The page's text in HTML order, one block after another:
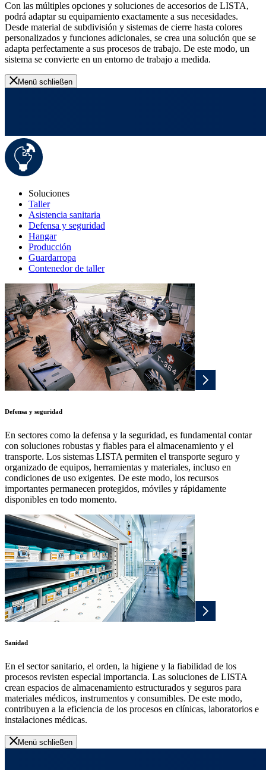
Con las múltiples opciones y soluciones de accesorios de LISTA,
podrá adaptar su equipamiento exactamente a sus necesidades.
Desde material de subdivisión y sistemas de cierre hasta colores
personalizados y funciones adicionales, se crea una solución que se
adapta perfectamente a sus procesos de trabajo. De este modo, un
sistema se convierte en un entorno de trabajo a medida.
Menü schließen
Soluciones
Taller
Asistencia sanitaria
Defensa y seguridad
Hangar
Producción
Guardarropa
Contenedor de taller
Defensa y seguridad
En sectores como la defensa y la seguridad, es fundamental contar
con soluciones robustas y fiables para el almacenamiento y el
transporte. Los sistemas LISTA permiten el transporte seguro y
organizado de equipos, herramientas y materiales, incluso en
condiciones de uso exigentes. De este modo, los recursos
importantes permanecen protegidos, móviles y rápidamente
disponibles en todo momento.
Sanidad
En el sector sanitario, el orden, la higiene y la fiabilidad de los
procesos revisten especial importancia. Las soluciones de LISTA
crean espacios de almacenamiento estructurados y seguros para
materiales médicos, instrumentos y consumibles. De este modo,
contribuyen a la eficiencia de los procesos en clínicas, laboratorios e
instalaciones médicas.
Menü schließen